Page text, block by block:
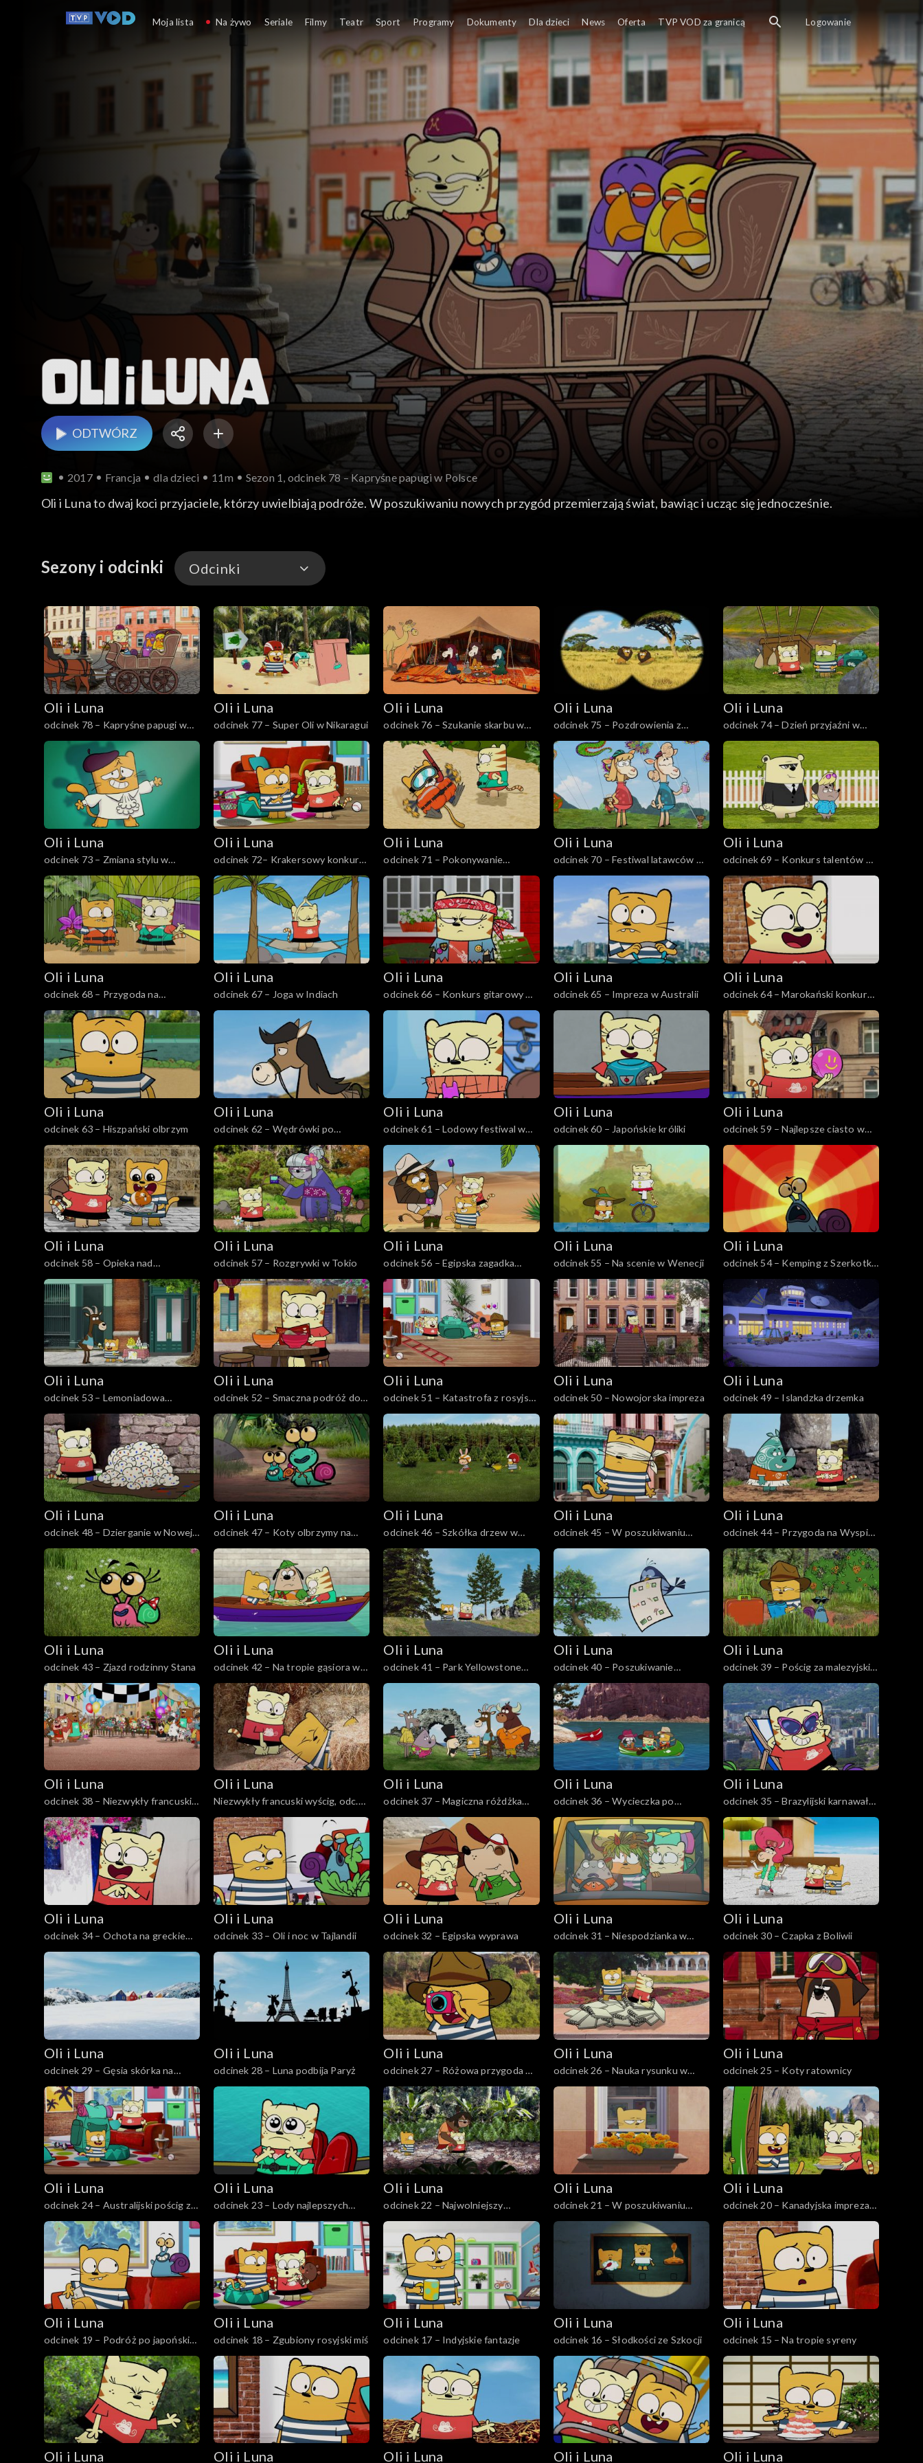
Oli i Luna
ODTWÓRZ
2017 Francja dla dzieci 11m Sezon 1, odcinek 78 – Kapryśne papugi w Polsce
Oli i Luna to dwaj koci przyjaciele, którzy uwielbiają podróże. W poszukiwaniu nowych przygód przemierzają świat, bawiąc i ucząc się jednocześnie.
Sezony i odcinki Odcinki
Odcinki
Oli i Luna
odcinek 78 – Kapryśne papugi w
Polsce
Oli i Luna
odcinek 77 – Super Oli w Nikaragui
Oli i Luna
odcinek 76 – Szukanie skarbu w
Jordanii
Oli i Luna
odcinek 75 – Pozdrowienia z
Afryki Południowej
Oli i Luna
odcinek 74 – Dzień przyjaźni w
Szwajcarii
Oli i Luna
odcinek 73 – Zmiana stylu w
Mediolanie
Oli i Luna
odcinek 72– Krakersowy konkurs
w Korei
Oli i Luna
odcinek 71 – Pokonywanie
strachu na Fidżi
Oli i Luna
odcinek 70 – Festiwal latawców w
Gwatemali
Oli i Luna
odcinek 69 – Konkurs talentów w
Londynie
Oli i Luna
odcinek 68 – Przygoda na
Amazonce
Oli i Luna
odcinek 67 – Joga w Indiach
Oli i Luna
odcinek 66 – Konkurs gitarowy w
Finlandii
Oli i Luna
odcinek 65 – Impreza w Australii
Oli i Luna
odcinek 64 – Marokański konkurs
tańca
Oli i Luna
odcinek 63 – Hiszpański olbrzym
Oli i Luna
odcinek 62 – Wędrówki po
Mongolii
Oli i Luna
odcinek 61 – Lodowy festiwal w
Chinach
Oli i Luna
odcinek 60 – Japońskie króliki
Oli i Luna
odcinek 59 – Najlepsze ciasto w
Niemczech
Oli i Luna
odcinek 58 – Opieka nad
zwierzątkiem w Paryżu
Oli i Luna
odcinek 57 – Rozgrywki w Tokio
Oli i Luna
odcinek 56 – Egipska zagadka
historyczna
Oli i Luna
odcinek 55 – Na scenie w Wenecji
Oli i Luna
odcinek 54 – Kemping z Szerkotką
w Kanadzie
Oli i Luna
odcinek 53 – Lemoniadowa
rozgrywka na Manhatanie
Oli i Luna
odcinek 52 – Smaczna podróż do
Wietnamu
Oli i Luna
odcinek 51 – Katastrofa z rosyjską
lalką
Oli i Luna
odcinek 50 – Nowojorska impreza
Oli i Luna
odcinek 49 – Islandzka drzemka
Oli i Luna
odcinek 48 – Dzierganie w Nowej
Zelandii
Oli i Luna
odcinek 47 – Koty olbrzymy na
Borneo
Oli i Luna
odcinek 46 – Szkółka drzew w
Szwecji
Oli i Luna
odcinek 45 – W poszukiwaniu
rytmu na Kubie
Oli i Luna
odcinek 44 – Przygoda na Wyspie
Wielkanocnej
Oli i Luna
odcinek 43 – Zjazd rodzinny Stana
Oli i Luna
odcinek 42 – Na tropie gąsiora w
Berlinie
Oli i Luna
odcinek 41 – Park Yellowstone
według rozpiski
Oli i Luna
odcinek 40 – Poszukiwanie
skarbów w Chinach
Oli i Luna
odcinek 39 – Pościg za malezyjskim
motylem
Oli i Luna
odcinek 38 – Niezwykły francuski
wyścig
Oli i Luna
Niezwykły francuski wyścig, odc.
38
Oli i Luna
odcinek 37 – Magiczna różdżka
Luny
Oli i Luna
odcinek 36 – Wycieczka po
Wielkim Kanionie
Oli i Luna
odcinek 35 – Brazylijski karnawał
kotów
Oli i Luna
odcinek 34 – Ochota na greckie
ciasteczko
Oli i Luna
odcinek 33 – Oli i noc w Tajlandii
Oli i Luna
odcinek 32 – Egipska wyprawa
Oli i Luna
odcinek 31 – Niespodzianka w
Afryce Południowej
Oli i Luna
odcinek 30 – Czapka z Boliwii
Oli i Luna
odcinek 29 – Gęsia skórka na
Grenlandii
Oli i Luna
odcinek 28 – Luna podbija Paryż
Oli i Luna
odcinek 27 – Różowa przygoda w
Senegalu
Oli i Luna
odcinek 26 – Nauka rysunku w
Peru
Oli i Luna
odcinek 25 – Koty ratownicy
Oli i Luna
odcinek 24 – Australijski pościg za
kangurem
Oli i Luna
odcinek 23 – Lody najlepszych
przyjaciół
Oli i Luna
odcinek 22 – Najwolniejszy
leniwiec w Kostaryce
Oli i Luna
odcinek 21 – W poszukiwaniu
irlandzkiej koniczyny
Oli i Luna
odcinek 20 – Kanadyjska impreza
naleśnikowa
Oli i Luna
odcinek 19 – Podróż po japoński
komiks
Oli i Luna
odcinek 18 – Zgubiony rosyjski miś
Oli i Luna
odcinek 17 – Indyjskie fantazje
Oli i Luna
odcinek 16 – Słodkości ze Szkocji
Oli i Luna
odcinek 15 – Na tropie syreny
Oli i Luna Oli i Luna Oli i Luna Oli i Luna Oli i Luna
Moja lista Na żywo Seriale Filmy Teatr Sport Programy Dokumenty Dla dzieci News Oferta TVP VOD za granicą Logowanie